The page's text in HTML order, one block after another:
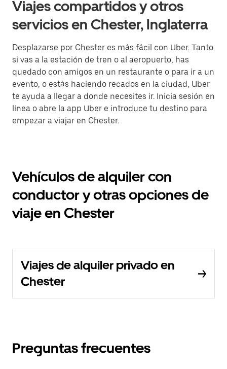
Viajes compartidos y otros
servicios en Chester, Inglaterra
Desplazarse por Chester es más fácil con Uber. Tanto
si vas a la estación de tren o al aeropuerto, has
quedado con amigos en un restaurante o para ir a un
evento, o estás haciendo recados en la ciudad, Uber
te ayuda a llegar a donde necesites ir. Inicia sesión en
línea o abre la app Uber e introduce tu destino para
empezar a viajar en Chester.
Vehículos de alquiler con
conductor y otras opciones de
viaje en Chester
Viajes de alquiler privado en
Chester
Preguntas frecuentes